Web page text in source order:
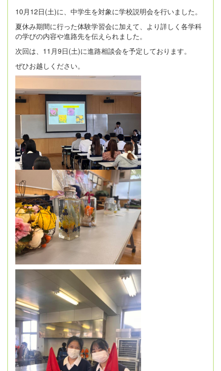
10月12日(土)に、中学生を対象に学校説明会を行いました。
夏休み期間に行った体験学習会に加えて、より詳しく各学科
の学びの内容や進路先を伝えられました。
次回は、11月9日(土)に進路相談会を予定しております。
ぜひお越しください。